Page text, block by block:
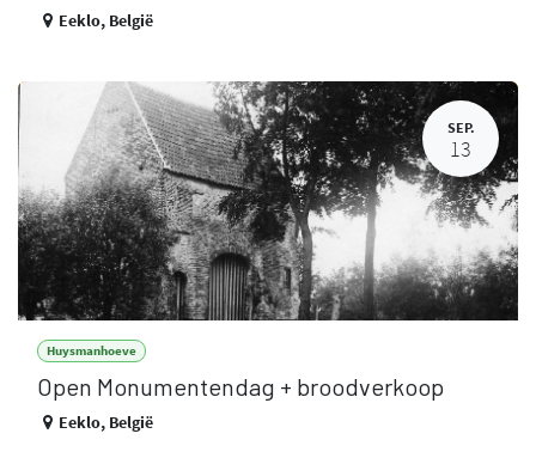
Eeklo, België
SEP.
13
Huysmanhoeve
Open Monumentendag + broodverkoop
Eeklo, België